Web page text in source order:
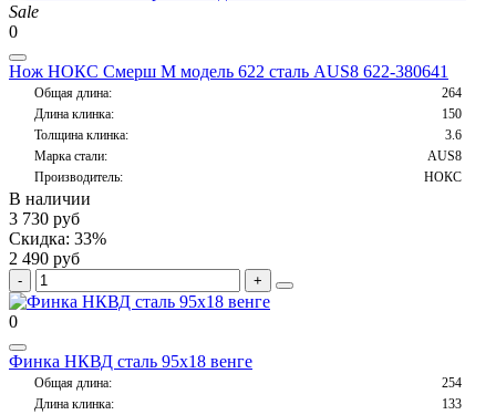
Sale
0
Нож НОКС Смерш М модель 622 сталь AUS8 622-380641
Общая длина:
264
Длина клинка:
150
Толщина клинка:
3.6
Марка стали:
AUS8
Производитель:
НОКС
В наличии
3 730 руб
Скидка: 33%
2 490 руб
0
Финка НКВД сталь 95х18 венге
Общая длина:
254
Длина клинка:
133